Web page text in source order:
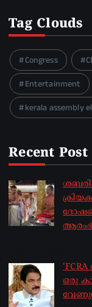
Tag Clouds
Congress
Entertainment
kerala assembly
Recent Post
ഒരു